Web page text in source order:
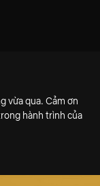
vừa qua. Cảm ơn
hành trình của